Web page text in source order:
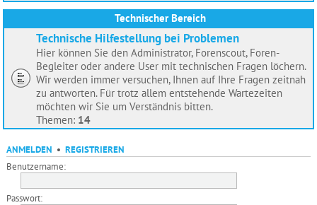
Technischer Bereich
Technische Hilfestellung bei Problemen
Hier können Sie den Administrator, Forenscout, Foren-
Begleiter oder andere User mit technischen Fragen löchern.
Wir werden immer versuchen, Ihnen auf Ihre Fragen zeitnah
zu antworten. Für trotz allem entstehende Wartezeiten
möchten wir Sie um Verständnis bitten.
Themen: 14
ANMELDEN • REGISTRIEREN
Benutzername:
Passwort: